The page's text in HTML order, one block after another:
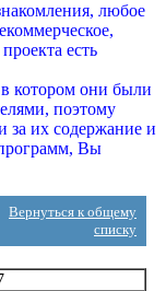
любое
есть
котором они были
поэтому
за их содержание и
Вы
Вернуться к общему
списку